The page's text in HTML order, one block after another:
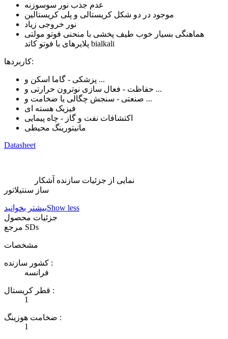
عدم جذب نور سوسوزنه
موجود در دو شکل کریستالی و پلی کریستالین
نور خروجی زیاد
هماهنگی بسیار خوب طیف پخشی با منحنی فوتو مولتی
پلایرهای با فوتو کاتد bialkali
کاربردها:
پزشکی - گاما اسکن و ...
حفاظت - فعال سازی نوترون حرارتی و ...
صنعتی - سنجش چگالی یا ضخامت و ...
اکتشافات نفت و گاز - چاه پیمایی
مانیتورینگ محیطی
Datasheet
ساز سنتیلاتور
بیشتر بخوانیدShow less
جزئیات محصول
SDs
مشخصات
کشور سازنده :
فرانسه
قطر کریستال :
1
ضخامت هوزینگ :
1